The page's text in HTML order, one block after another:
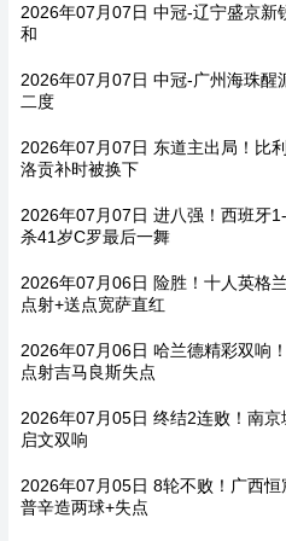
2026年07月07日 中冠-辽宁盛京新
和
2026年07月07日 中冠-广州海珠醒
二度
2026年07月07日 东道主出局！比
洛贡补时被换下
2026年07月07日 进八强！西班牙
杀41岁C罗最后一舞
2026年07月06日 险胜！十人英格
点射+送点宽萨直红
2026年07月06日 哈兰德精彩双响
点射吉马良斯失点
2026年07月05日 终结2连败！南
启文双响
2026年07月05日 8轮不败！广西
普辛造两球+失点